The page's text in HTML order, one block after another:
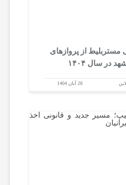
مستربلیط از پروازهای
در سال ۱۴۰۴
28 آبان 1404